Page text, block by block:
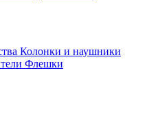
Колонки и наушники
Флешки